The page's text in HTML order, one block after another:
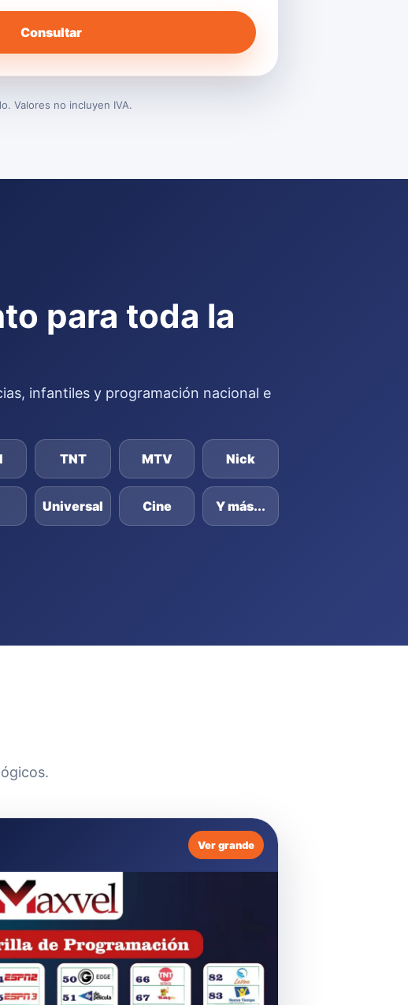
Consultar
Valores no incluyen IVA.
para toda la
infantiles y programación nacional e
TNT MTV Nick
Universal Cine Y más...
Ver grande